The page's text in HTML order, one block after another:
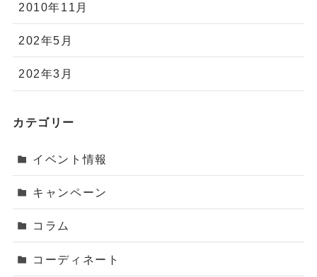
2010年11月
202年5月
202年3月
カテゴリー
イベント情報
キャンペーン
コラム
コーディネート